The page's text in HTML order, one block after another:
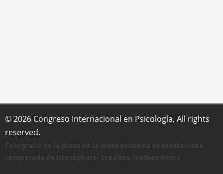
© 2026 Congreso Internacional en Psicología, All rights
reserved.
Fotografía de la plaza de la Independencia en Montevideo,
recuperada de istockphoto. Créditos: ivotheeditors